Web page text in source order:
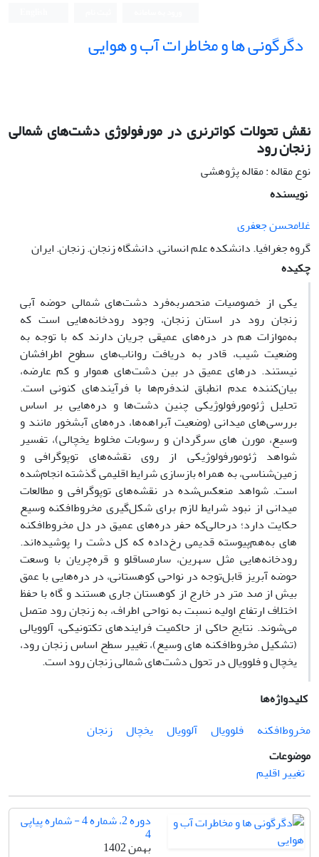
دگرگونی ها و مخاطرات آب و هوایی
نقش تحولات کواترنری در مورفولوژی دشت‌های شمالی
زنجان رود
نوع مقاله : مقاله پژوهشی
نویسنده
غلامحسن جعفری
گروه جغرافیا. دانشکده علم انسانی. دانشگاه زنجان. زنجان. ایران
چکیده
یکی از خصوصیات منحصربه‌فرد دشت‌های شمالی حوضه آبی
زنجان رود در استان زنجان، وجود رودخانه‌هایی است که
به‌موازات هم در دره‌های عمیقی جریان دارند که با توجه به
وضعیت شیب، قادر به دریافت رواناب‌های سطوح اطرافشان
نیستند. درهای عمیق در بین دشت‌های هموار و کم عارضه،
بیان‌کننده عدم انطباق لندفرم‌ها با فرآیندهای کنونی است.
تحلیل ژئومورفولوژیکی چنین دشت‌ها و دره‌هایی بر اساس
بررسی‌های میدانی (وضعیت آبراهه‌ها، دره‌های آبشخور مانند و
وسیع، مورن های سرگردان و رسوبات مخلوط یخچالی)، تفسیر
شواهد ژئومورفولوژیکی از روی نقشه‌های توپوگرافی و
زمین‌شناسی، به همراه بازسازی شرایط اقلیمی گذشته انجام‌شده
است. شواهد منعکس‌شده در نقشه‌های توپوگرافی و مطالعات
میدانی از نبود شرایط لازم برای شکل‌گیری مخروط‌افکنه وسیع
حکایت دارد؛ درحالی‌که حفر دره‌های عمیق در دل مخروط‌افکنه
های به‌هم‌پیوسته قدیمی رخ‌داده که کل دشت را پوشیده‌اند.
رودخانه‌هایی مثل سهرین، سارمساقلو و قره‌چریان با وسعت
حوضه آبریز قابل‌توجه در نواحی کوهستانی، در دره‌هایی با عمق
بیش از صد متر در خارج از کوهستان جاری هستند و گاه با حفظ
اختلاف ارتفاع اولیه نسبت به نواحی اطراف، به زنجان رود متصل
می‌شوند. نتایج حاکی از حاکمیت فرایندهای تکتونیکی، آلوویالی
(تشکیل مخروط‌افکنه های وسیع)، تغییر سطح اساس زنجان رود،
یخچال و فلوویال در تحول دشت‌های شمالی زنجان رود است.
کلیدواژه‌ها
مخروط‌افکنه
فلوویال آلوویال یخچال
زنجان
موضوعات
تغییر اقلیم
دوره 2، شماره 4 - شماره پیاپی
4
بهمن 1402